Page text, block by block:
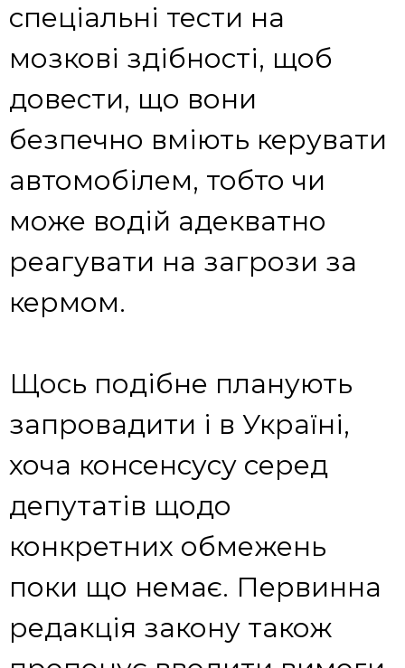
спеціальні тести на
мозкові здібності, щоб
довести, що вони
безпечно вміють керувати
автомобілем, тобто чи
може водій адекватно
реагувати на загрози за
кермом.
Щось подібне планують
запровадити і в Україні,
хоча консенсусу серед
депутатів щодо
конкретних обмежень
поки що немає. Первинна
редакція закону також